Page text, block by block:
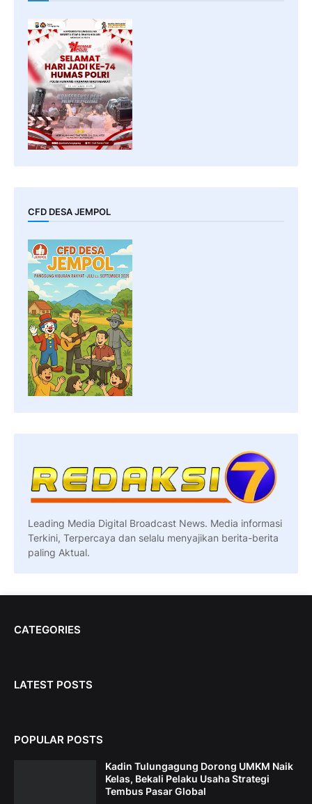
CFD DESA JEMPOL
Leading Media Digital Broadcast News. Media informasi
Terkini, Terpercaya dan selalu menyajikan berita-berita
paling Aktual.
CATEGORIES
LATEST POSTS
POPULAR POSTS
Kadin Tulungagung Dorong UMKM Naik
Kelas, Bekali Pelaku Usaha Strategi
Tembus Pasar Global